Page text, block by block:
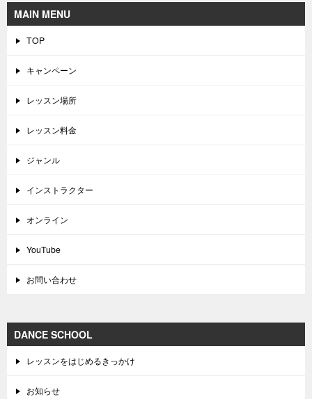
MAIN MENU
TOP
キャンペーン
レッスン場所
レッスン料金
ジャンル
インストラクター
オンライン
YouTube
お問い合わせ
DANCE SCHOOL
レッスンをはじめるきっかけ
お知らせ